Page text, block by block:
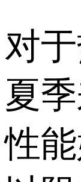
对